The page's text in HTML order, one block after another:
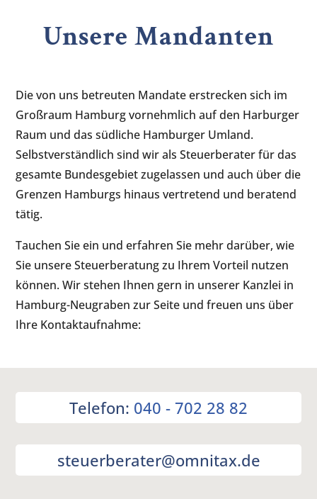
Unsere Mandanten
Die von uns betreuten Mandate erstrecken sich im
Großraum Hamburg vornehmlich auf den Harburger
Raum und das südliche Hamburger Umland.
Selbstverständlich sind wir als Steuerberater für das
gesamte Bundesgebiet zugelassen und auch über die
Grenzen Hamburgs hinaus vertretend und beratend
tätig.
Tauchen Sie ein und erfahren Sie mehr darüber, wie
Sie unsere Steuerberatung zu Ihrem Vorteil nutzen
können. Wir stehen Ihnen gern in unserer Kanzlei in
Hamburg-Neugraben zur Seite und freuen uns über
Ihre Kontaktaufnahme:
Telefon: 040 - 702 28 82
steuerberater@omnitax.de